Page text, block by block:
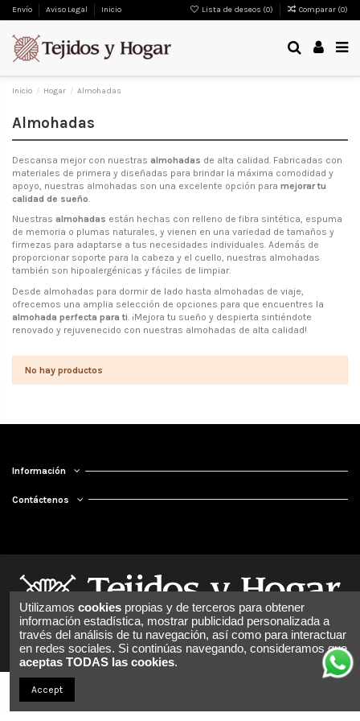
Envío Aviso Legal Inicio Lista de deseos (0) Comparar (0)
Inicio Hogar Almohadas
Almohadas
Descansa mejor con nuestras almohadas de alta calidad. Fabricadas con
materiales de primera y diseñadas para brindar la máxima comodidad y
apoyo, nuestras almohadas son una excelente opción para mejorar tu
calidad de sueño
Nuestras almohadas están hechas con relleno de fibra sintética, espuma
de memoria o plumas naturales, y vienen en una variedad de tamaños y
firmezas para adaptarse a tus necesidades individuales. Además de
proporcionar soporte para la cabeza y el cuello, nuestras almohadas
también son hipoalergénicas y fáciles de limpiar.
Desde almohadas para dormir de lado hasta almohadas de viaje,
ofrecemos una amplia selección de opciones para que encuentres la
almohada perfecta para ti . ¡Mejora tu sueño y despierta sintiéndote
renovado y rejuvenecido con nuestras almohadas de alta calidad!
No hay productos
Información
Contáctenos
Utilizamos cookies propias y de terceros para obtener
información estadística, mostrar publicidad personalizada a
través del análisis de tu navegación, así como para interactuar
en redes sociales. Si continúas navegando, consideramos que
aceptas TODAS las cookies.
Accept